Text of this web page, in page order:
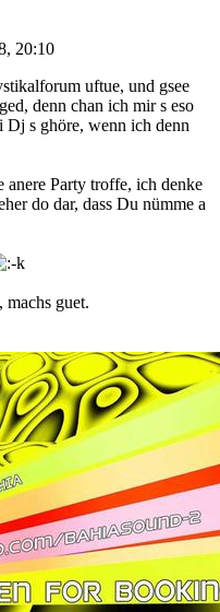
20:10
uftue, und gsee
denn chan ich mir s eso
Dj s ghöre, wenn ich denn
Party troffe, ich denke
do dar, dass Du nümme a
guet.